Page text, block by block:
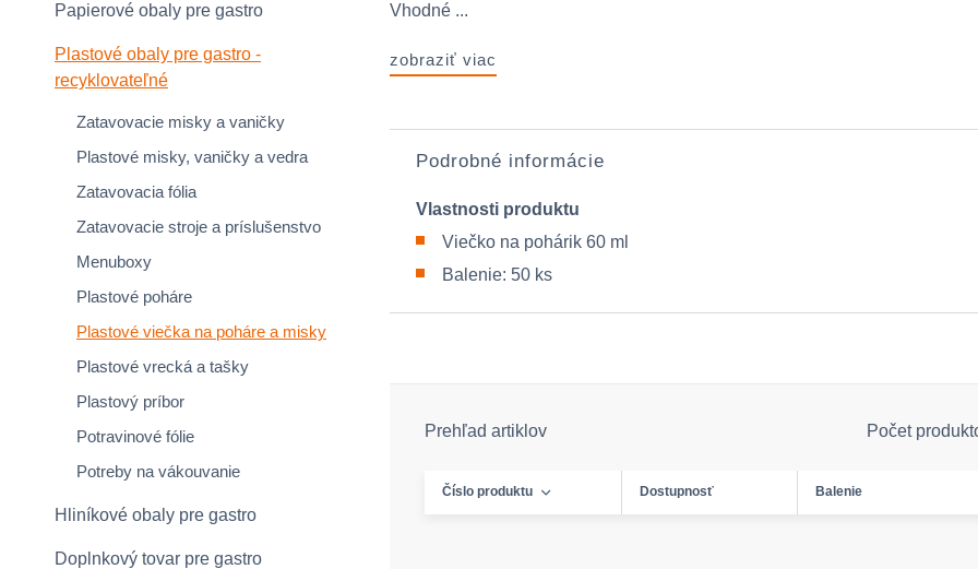
Papierové obaly pre gastro
Plastové obaly pre gastro -
recyklovateľné
Zatavovacie misky a vaničky
Plastové misky, vaničky a vedra
Zatavovacia fólia
Zatavovacie stroje a príslušenstvo
Menuboxy
Plastové poháre
Plastové viečka na poháre a misky
Plastové vrecká a tašky
Plastový príbor
Potravinové fólie
Potreby na vákouvanie
Hliníkové obaly pre gastro
Doplnkový tovar pre gastro
Vhodné ...
zobraziť viac
Podrobné informácie
Vlastnosti produktu
Viečko na pohárik 60 ml
Balenie: 50 ks
Prehľad artiklov Počet
Číslo produktu Dostupnosť Balenie